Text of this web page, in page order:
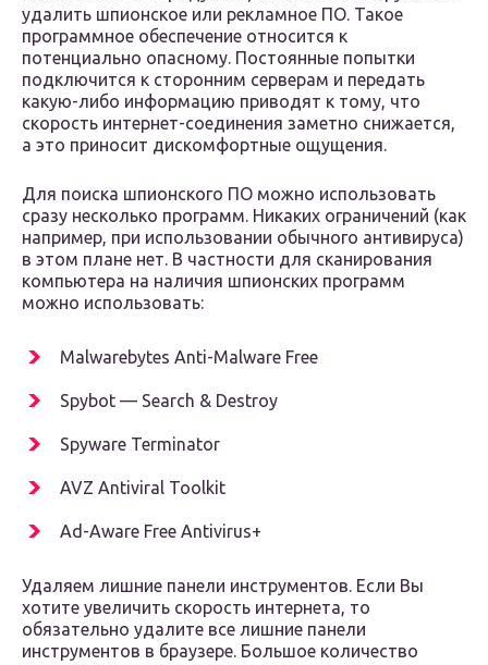
удалить шпионское или рекламное ПО. Такое
программное обеспечение относится к
потенциально опасному. Постоянные попытки
подключится к сторонним серверам и передать
какую-либо информацию приводят к тому, что
скорость интернет-соединения заметно снижается,
а это приносит дискомфортные ощущения.
Для поиска шпионского ПО можно использовать
сразу несколько программ. Никаких ограничений (как
например, при использовании обычного антивируса)
в этом плане нет. В частности для сканирования
компьютера на наличия шпионских программ
можно использовать:
Malwarebytes Anti-Malware Free
Spybot — Search & Destroy
Spyware Terminator
AVZ Antiviral Toolkit
Ad-Aware Free Antivirus+
Удаляем лишние панели инструментов. Если Вы
хотите увеличить скорость интернета, то
обязательно удалите все лишние панели
инструментов в браузере. Большое количество